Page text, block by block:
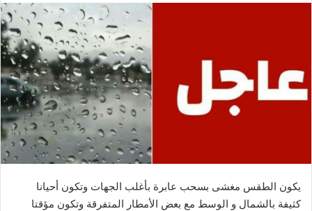
يكون الطقس مغشى بسحب عابرة بأغلب الجهات وتكون أحيانا
كثيفة بالشمال و الوسط مع بعض الأمطار المتفرقة وتكون مؤقتا